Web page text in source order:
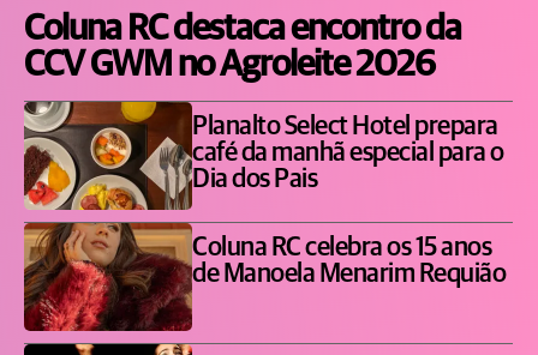
Coluna RC destaca encontro da
CCV GWM no Agroleite 2026
Planalto Select Hotel prepara
café da manhã especial para o
Dia dos Pais
Coluna RC celebra os 15 anos
de Manoela Menarim Requião